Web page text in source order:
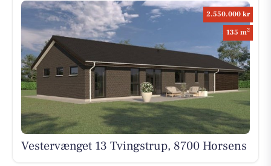
2.550.000 kr
135 m2
Vestervænget 13 Tvingstrup, 8700 Horsens